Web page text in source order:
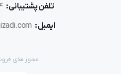
تلفن پشتیبانی:
ایمیل:
مجوز های